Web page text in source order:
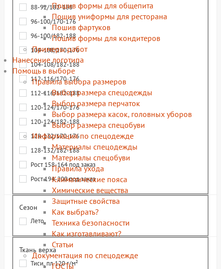
Пошив формы для общепита
Пошив униформы для ресторана
Пошив фартуков
Пошив формы для кондитеров
Примеры работ
Нанесение логотипа
Помощь в выборе
Правила выбора размеров
Выбор размера спецодежды
Выбор размера перчаток
Выбор размера касок, головных уборов
Выбор размера спецобуви
Информация по спецодежде
Материалы спецодежды
Материалы спецобуви
Правила ухода
Климатические пояса
Химические вещества
Защитные свойства
Как выбрать?
Техника безопасности
Как изготавливают?
Статьи
Документация по спецодежде
ГОСТы
88-92/182-188
96-100/170-176
96-100/182-188
104-108/170-176
104-108/182-188
112-116/170-176
112-116/182-188
120-124/170-176
120-124/182-188
128-132/170-176
128-132/182-188
Рост 158-164 под заказ
Рост 194-200 под заказ
Сезон
Лето
Ткань верха
Тиси, пл.120 г/м²